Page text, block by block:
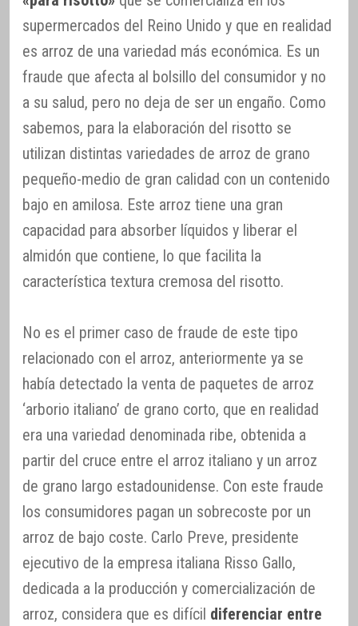
supermercados del Reino Unido y que en realidad
es arroz de una variedad más económica. Es un
fraude que afecta al bolsillo del consumidor y no
a su salud, pero no deja de ser un engaño. Como
sabemos, para la elaboración del risotto se
utilizan distintas variedades de arroz de grano
pequeño-medio de gran calidad con un contenido
bajo en amilosa. Este arroz tiene una gran
capacidad para absorber líquidos y liberar el
almidón que contiene, lo que facilita la
característica textura cremosa del risotto.
No es el primer caso de fraude de este tipo
relacionado con el arroz, anteriormente ya se
había detectado la venta de paquetes de arroz
‘arborio italiano’ de grano corto, que en realidad
era una variedad denominada ribe, obtenida a
partir del cruce entre el arroz italiano y un arroz
de grano largo estadounidense. Con este fraude
los consumidores pagan un sobrecoste por un
arroz de bajo coste. Carlo Preve, presidente
ejecutivo de la empresa italiana Risso Gallo,
dedicada a la producción y comercialización de
arroz, considera que es difícil diferenciar entre